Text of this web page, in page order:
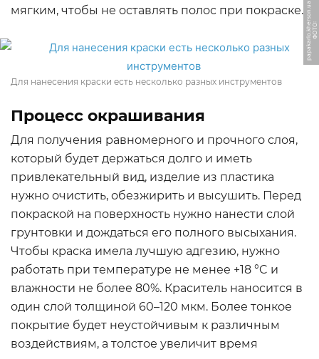
мягким, чтобы не оставлять полос при покраске.
Ф
О
Т
О:
p
a
p
a
k
a
rl
o.
k
h
e
r
s
o
n.
u
a
Для нанесения краски есть несколько разных инструментов
Процесс окрашивания
Для получения равномерного и прочного слоя,
который будет держаться долго и иметь
привлекательный вид, изделие из пластика
нужно очистить, обезжирить и высушить. Перед
покраской на поверхность нужно нанести слой
грунтовки и дождаться его полного высыхания.
Чтобы краска имела лучшую адгезию, нужно
работать при температуре не менее +18 °C и
влажности не более 80%. Краситель наносится в
один слой толщиной 60–120 мкм. Более тонкое
покрытие будет неустойчивым к различным
воздействиям, а толстое увеличит время